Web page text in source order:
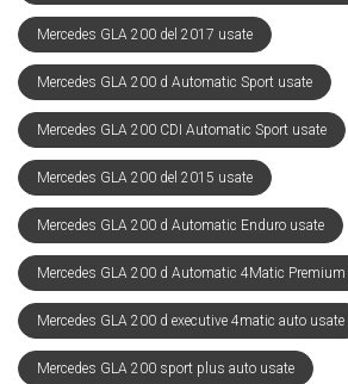
Mercedes GLA 200 del 2017 usate
Mercedes GLA 200 d Automatic Sport usate
Mercedes GLA 200 CDI Automatic Sport usate
Mercedes GLA 200 del 2015 usate
Mercedes GLA 200 d Automatic Enduro usate
Mercedes GLA 200 d Automatic 4Matic
Mercedes GLA 200 d executive 4matic auto usate
Mercedes GLA 200 sport plus auto usate